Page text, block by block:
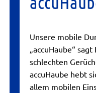
Unsere mobile
„accuHaube“
schlechten
accuHaube hebt
allem mobilen